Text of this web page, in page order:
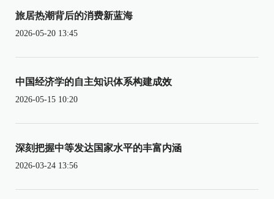
旅居热潮背后的消费新蓝海
2026-05-20 13:45
中国经济学的自主知识体系构建成效
2026-05-15 10:20
深刻把握中等发达国家水平的丰富内涵
2026-03-24 13:56